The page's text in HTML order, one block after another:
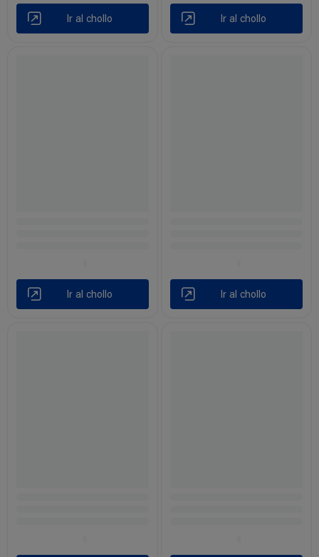
Ir al chollo Ir al chollo
Ir al chollo Ir al chollo